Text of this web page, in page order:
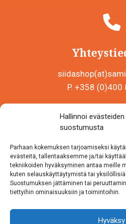
Hallinnoi evästeiden
suostumusta
Parhaan kokemuksen tarjoamiseksi
evästeitä, tallentaaksemme ja/tai
tekniikoiden hyväksyminen antaa meille
kuten selauskäyttäytymistä tai
Suostumuksen jättäminen tai
tiettyihin ominaisuuksiin ja toimintoihin.
Hyväksy
P. +358 (0)400
Y-tunnus
Inarintie
99870
Löydät meidät